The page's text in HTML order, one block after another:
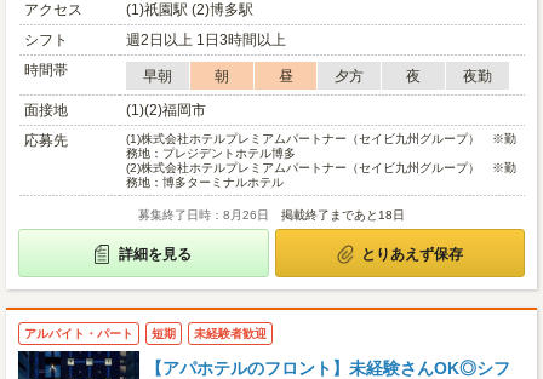
アクセス
(1)祇園駅 (2)博多駅
シフト
週2日以上 1日3時間以上
時間帯
早朝 朝 昼 夕方 夜
夜勤
面接地
(1)(2)福岡市
応募先
(1)株式会社ホテルプレミアムパートナー（セイビ九州グループ） ※勤
務地：プレジデントホテル博多
(2)株式会社ホテルプレミアムパートナー（セイビ九州グループ） ※勤
務地：博多ターミナルホテル
募集終了日時：8月26日 掲載終了まであと18日
詳細を見る とりあえず保存
アルバイト・パート 短期 未経験者歓迎
【アパホテルのフロント】未経験さんOK◎シフ